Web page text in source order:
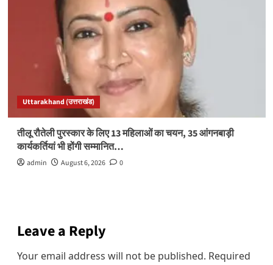
Uttarakhand (उत्तराखंड)
तीलू रौतेली पुरस्कार के लिए 13 महिलाओं का चयन, 35 आंगनबाड़ी
कार्यकर्तियां भी होंगी सम्मानित…
admin August 6, 2026 0
Leave a Reply
Your email address will not be published. Required